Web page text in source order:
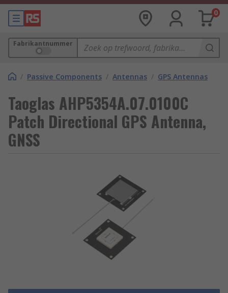
0
Fabrikantnummer
/ Passive Components / Antennas / GPS Antennas
Taoglas AHP5354A.07.0100C
Patch Directional GPS Antenna,
GNSS